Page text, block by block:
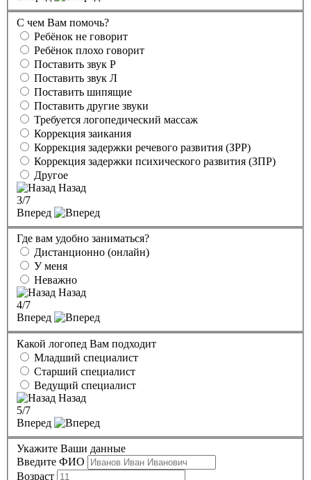
С чем Вам помочь?
Ребёнок не говорит
Ребёнок плохо говорит
Поставить звук Р
Поставить звук Л
Поставить шипящие
Поставить другие звуки
Требуется логопедический массаж
Коррекция заикания
Коррекция задержки речевого развития (ЗРР)
Коррекция задержки психического развития (ЗПР)
Другое
Назад
3/7
Вперед
Где вам удобно заниматься?
Дистанционно (онлайн)
У меня
Неважно
Назад
4/7
Вперед
Какой логопед Вам подходит
Младший специалист
Старший специалист
Ведущий специалист
Назад
5/7
Вперед
Укажите Ваши данные
Введите ФИО
Возраст